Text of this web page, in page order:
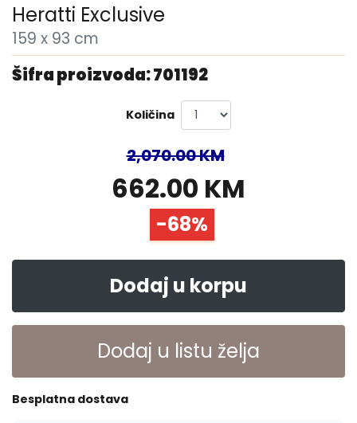
Heratti Exclusive
159 x 93 cm
Šifra proizvoda: 701192
Količina
2,070.00 KM
662.00 KM
-68%
Dodaj u korpu
Dodaj u listu želja
Besplatna dostava